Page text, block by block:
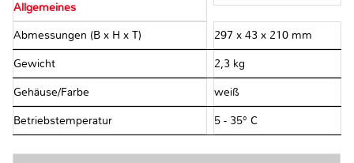
Allgemeines
Abmessungen (B x H x T) 297 x 43 x 210 mm
Gewicht 2,3 kg
Gehäuse/Farbe weiß
Betriebstemperatur 5 - 35° C